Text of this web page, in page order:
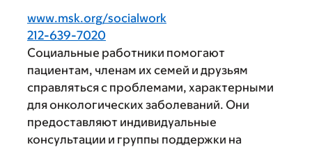
www.msk.org/socialwork
212-639-7020
Социальные работники помогают
пациентам, членам их семей и друзьям
справляться с проблемами, характерными
для онкологических заболеваний. Они
предоставляют индивидуальные
консультации и группы поддержки на